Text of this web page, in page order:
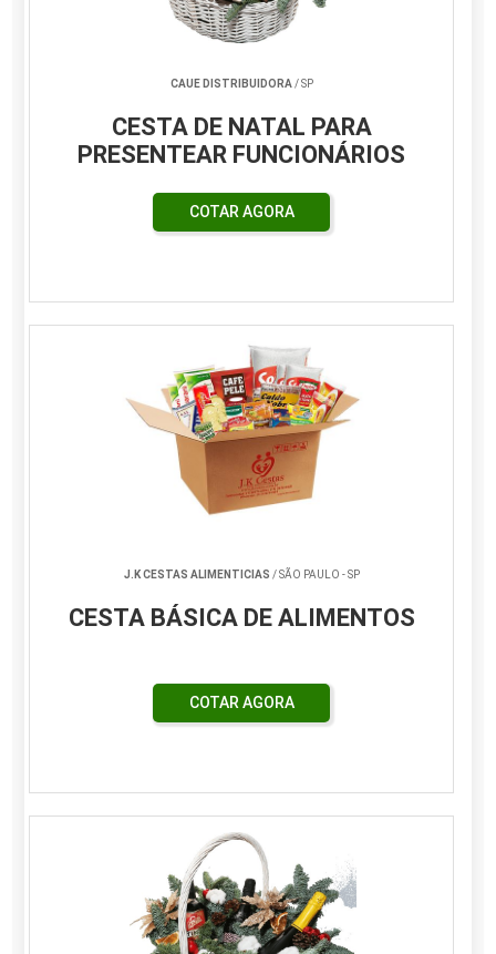
CAUE DISTRIBUIDORA/ SP
CESTA DE NATAL PARA
PRESENTEAR FUNCIONÁRIOS
COTAR AGORA
J.K CESTAS ALIMENTICIAS / SÃO PAULO - SP
CESTA BÁSICA DE ALIMENTOS
COTAR AGORA